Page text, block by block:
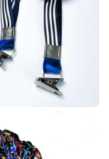
identificação e benefícios
como meia-entrada em
e cinemas, muitas
adotam carteirinhas
em PVC. Em Nossa
do Socorro, fabricamos
RFID por aproximação
PVC para escolas e